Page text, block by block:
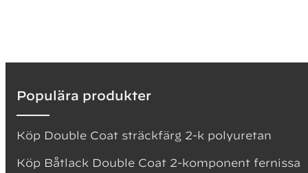
Populära produkter
Köp Double Coat sträckfärg 2-k polyuretan
Köp Båtlack Double Coat 2-komponent fernissa